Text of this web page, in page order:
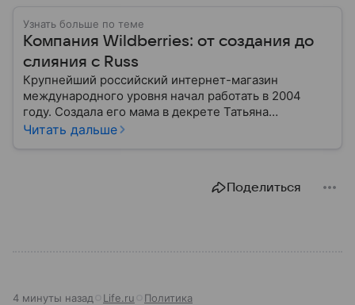
Узнать больше по теме
Компания Wildberries: от создания до
слияния с Russ
Крупнейший российский интернет-магазин
международного уровня начал работать в 2004
году. Создала его мама в декрете Татьяна
Бакальчук. Сегодня владелица Wildberries — одна
Читать дальше
Поделиться
4 минуты назад Life.ru Политика